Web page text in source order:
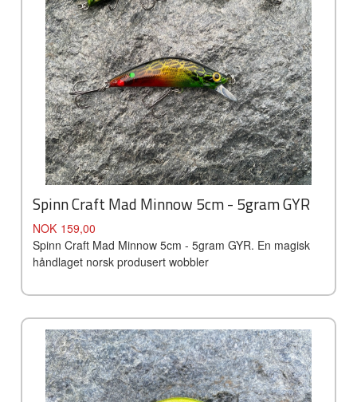
Spinn Craft Mad Minnow 5cm - 5gram GYR
Pris
NOK 159,00
Spinn Craft Mad Minnow 5cm - 5gram GYR. En magisk
håndlaget norsk produsert wobbler